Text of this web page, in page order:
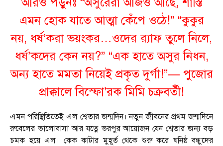
এমন হোক যাতে আত্মা কেঁপে ওঠে!” “কুকুর
নয়, ধর্ষ’করা ভয়ংকর…ওদের র‍্যাফ তুলে নিলে,
ধর্ষ’কদের কেন নয়?” “এক হাতে অসুর নিধন,
অন্য হাতে মমতা নিয়েই প্রকৃত দুর্গা!”— পুজোর
প্রাক্কালে বিস্ফো’রক মিমি চক্রবর্তী!
এমন পরিস্থিতিতেই এল শ্বেতার জন্মদিন। নতুন জীবনের প্রথম জন্মদিনে
রুবেলের ভালোবাসা আর যত্নে ভরপুর আয়োজন যেন শ্বেতার জন্য বড়
চমক হয়ে এল। কেক কাটার মুহূর্ত থেকে শুরু করে ঘনিষ্ঠ বন্ধুদের